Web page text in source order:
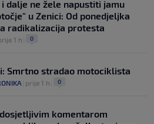
i dalje ne žele napustiti jamu
u Zenici: Od ponedjeljka
radikalizacija protesta
1 h 0
Smrtno stradao motociklista
prije 1 h 0
komentarom